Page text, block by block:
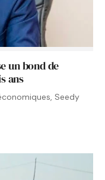
un bond de
ans
Seedy